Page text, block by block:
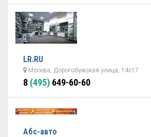
LR.RU
Москва, Дорогобужская улица, 14с17
8 (495) 649-60-60
Абс-авто